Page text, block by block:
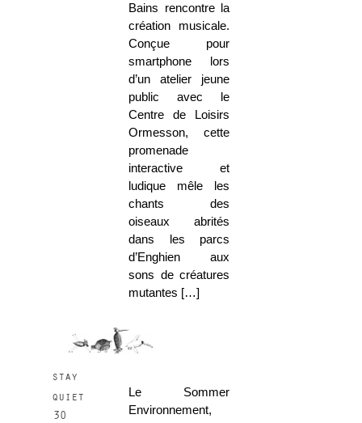
Bains rencontre la
création musicale.
Conçue pour
smartphone lors
d’un atelier jeune
public avec le
Centre de Loisirs
Ormesson, cette
promenade
interactive et
ludique mêle les
chants des
oiseaux abrités
dans les parcs
d’Enghien aux
sons de créatures
mutantes […]
stay
quiet
30
Le Sommer
Environnement,